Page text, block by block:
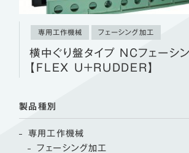
専用工作機械 フェーシング加工
横中ぐり盤タイプ NCフェーシ
【FLEX U＋RUDDER】
製品種別
専用工作機械
フェーシング加工